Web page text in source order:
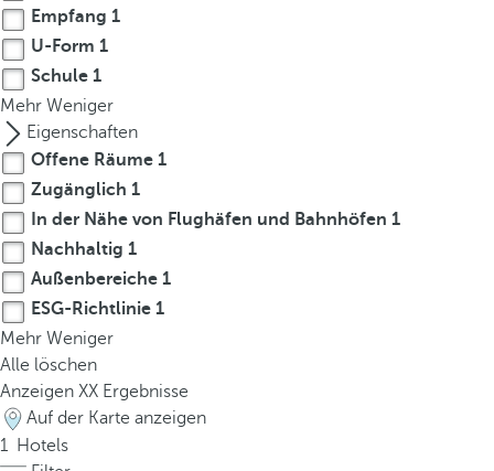
h
e
f
i
r
s
t
p
t
i
o
n
o
n
t
h
e
Empfang 1
U-Form 1
Schule 1
Mehr Weniger
Eigenschaften
Offene Räume 1
Zugänglich 1
In der Nähe von Flughäfen und Bahnhöfen 1
Nachhaltig 1
Außenbereiche 1
ESG-Richtlinie 1
Mehr Weniger
Alle löschen
Anzeigen XX Ergebnisse
Auf der Karte anzeigen
1 Hotels